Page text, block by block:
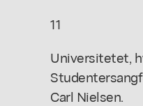
11
Universitetet,
Carl Nielsen.